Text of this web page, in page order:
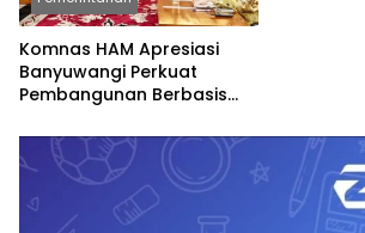
Komnas HAM Apresiasi
Banyuwangi Perkuat
Pembangunan Berbasis